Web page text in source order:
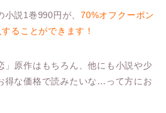
小説1巻990円が、70%オフクーポン
ることができます！
」原作はもちろん、他にも小説や少
得な価格で読みたいな…って方にお